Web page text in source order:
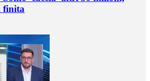
finita